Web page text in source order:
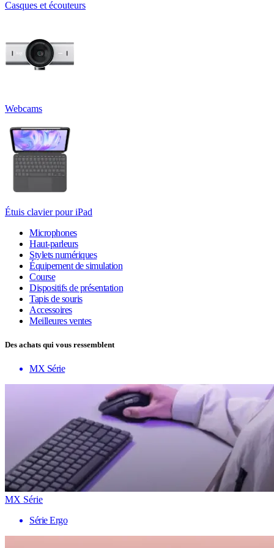
Casques et écouteurs
Webcams
Étuis clavier pour iPad
Microphones
Haut-parleurs
Stylets numériques
Équipement de simulation
Course
Dispositifs de présentation
Tapis de souris
Accessoires
Meilleures ventes
Des achats qui vous ressemblent
MX Série
MX Série
Série Ergo